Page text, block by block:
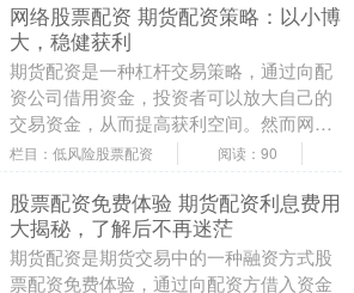
网络股票配资 期货配资策略：以小博
大，稳健获利
期货配资是一种杠杆交易策略，通过向配
资公司借用资金，投资者可以放大自己的
交易资金，从而提高获利空间。然而网络
股票配资，配资交易也存在一定的风险，
栏目：低风险股票配资 阅读：90
股票配资免费体验 期货配资利息费用
大揭秘，了解后不再迷茫
期货配资是期货交易中的一种融资方式股
票配资免费体验，通过向配资方借入资金